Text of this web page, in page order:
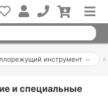
инструмент
и специальные